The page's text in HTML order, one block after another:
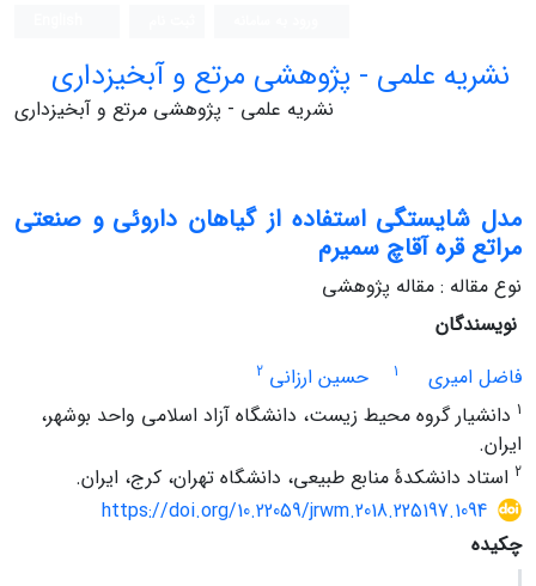
نشریه علمی - پژوهشی مرتع و آبخیزداری
نشریه علمی - پژوهشی مرتع و آبخیزداری
مدل شایستگی استفاده از گیاهان داروئی و صنعتی
مراتع قره آقاچ سمیرم
نوع مقاله : مقاله پژوهشی
نویسندگان
فاضل امیری
1 حسین ارزانی 2
1 دانشیار گروه محیط زیست، دانشگاه آزاد اسلامی واحد بوشهر،
ایران.
2 استاد دانشکدۀ منابع طبیعی، دانشگاه تهران، کرج، ایران.
https://doi.org/10.22059/jrwm.2018.225197.1094
چکیده